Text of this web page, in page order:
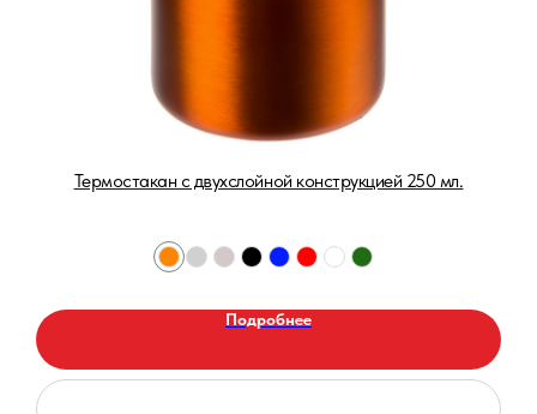
Термостакан с двухслойной конструкцией 250 мл.
Подробнее